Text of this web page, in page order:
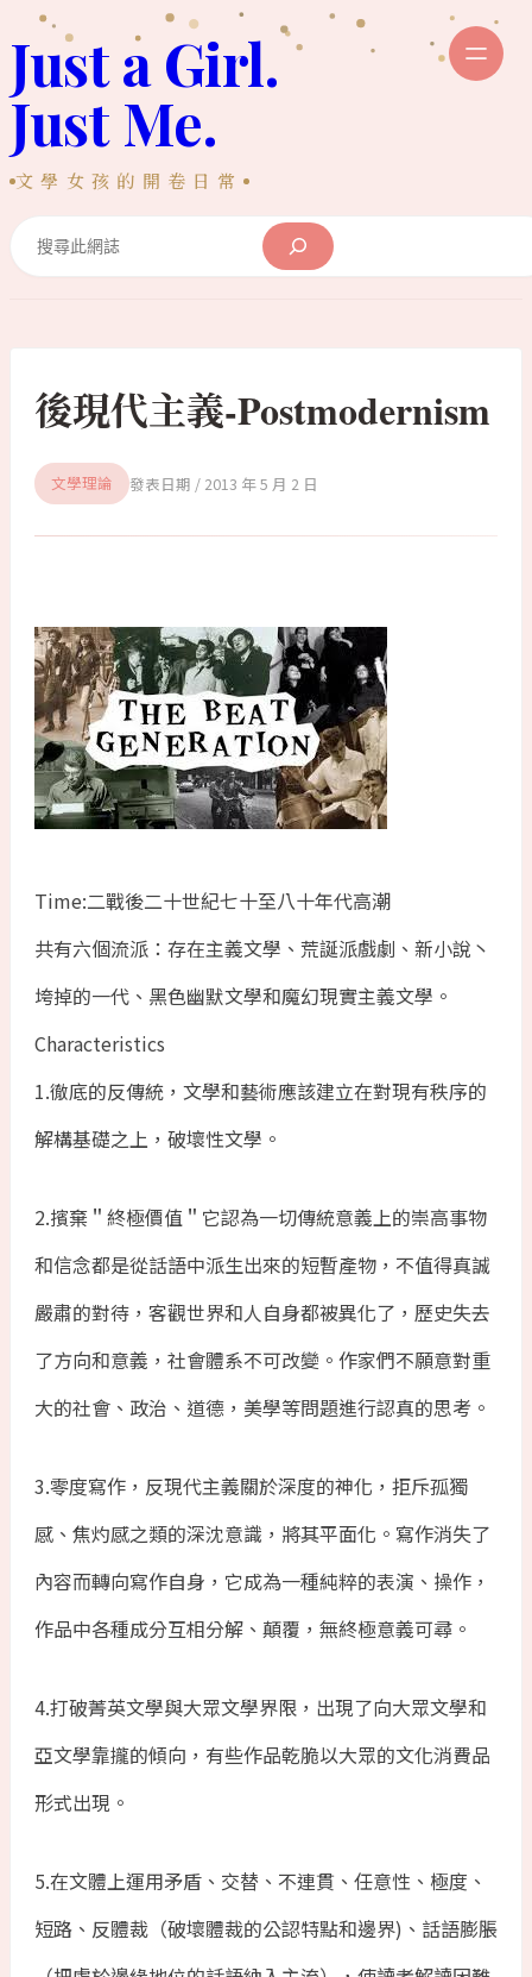
至
主
內
容
Just a Girl.
Just Me.
文學女孩的開卷日常
後現代主義-Postmodernism
文學理論 2013 年 5 月 2 日
Time:二戰後二十世紀七十至八十年代高潮
共有六個流派：存在主義文學、荒誕派戲劇、新小說丶
垮掉的一代、黑色幽默文學和魔幻現實主義文學。
Characteristics
1.徹底的反傳統，文學和藝術應該建立在對現有秩序的
解構基礎之上，破壞性文學。
2.擯棄＂終極價值＂它認為一切傳統意義上的崇高事物
和信念都是從話語中派生出來的短暫產物，不值得真誠
嚴肅的對待，客觀世界和人自身都被異化了，歷史失去
了方向和意義，社會體系不可改變。作家們不願意對重
大的社會、政治、道德，美學等問題進行認真的思考。
3.零度寫作，反現代主義關於深度的神化，拒斥孤獨
感、焦灼感之類的深沈意識，將其平面化。寫作消失了
內容而轉向寫作自身，它成為一種純粹的表演、操作，
作品中各種成分互相分解、顛覆，無終極意義可尋。
4.打破菁英文學與大眾文學界限，出現了向大眾文學和
亞文學靠攏的傾向，有些作品乾脆以大眾的文化消費品
形式出現。
5.在文體上運用矛盾、交替、不連貫、任意性、極度、
短路、反體裁（破壞體裁的公認特點和邊界)、話語膨脹